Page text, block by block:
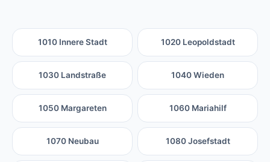
1010 Innere Stadt 1020 Leopoldstadt
1030 Landstraße 1040 Wieden
1050 Margareten 1060 Mariahilf
1070 Neubau 1080 Josefstadt